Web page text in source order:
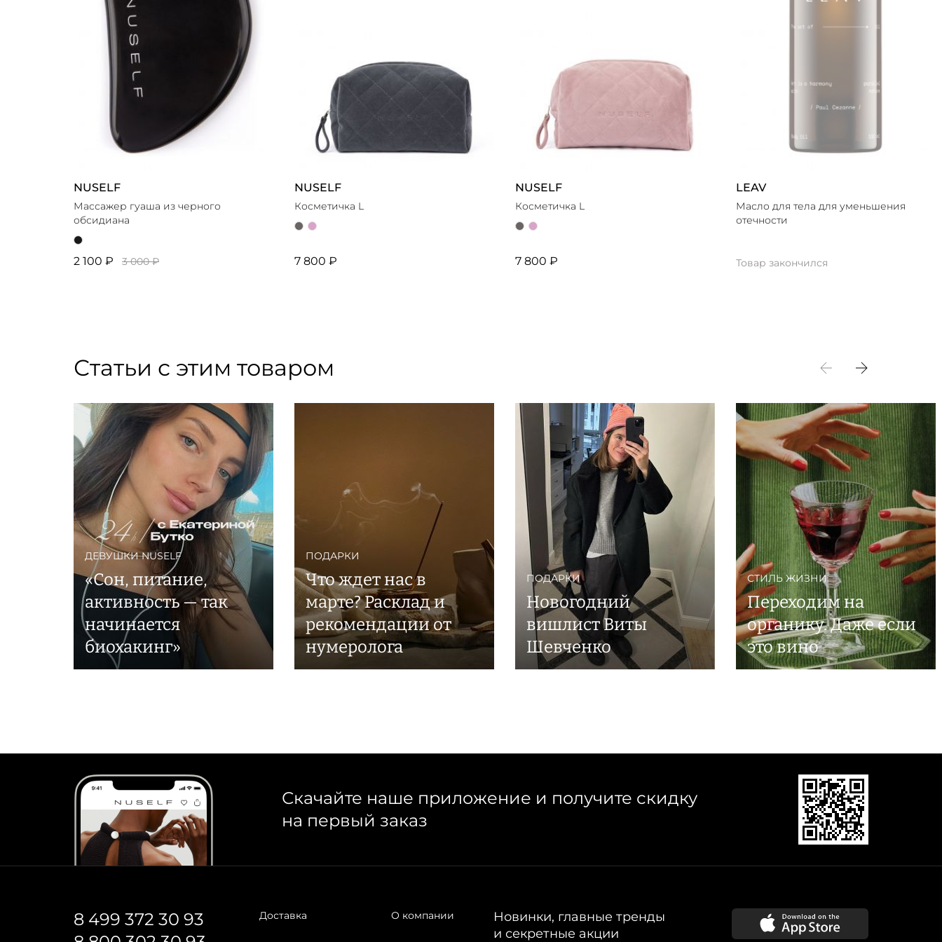
NUSELF
Массажер гуаша из черного
обсидиана
2 100 ₽ 3 000 ₽
NUSELF
Косметичка L
7 800 ₽
NUSELF
Косметичка L
7 800 ₽
LEAV
Масло для тела для уменьшения
отечности
Товар закончился
Статьи с этим товаром
ДЕВУШКИ NUSELF
«Сон, питание,
активность — так
начинается
биохакинг»
ПОДАРКИ
Что ждет нас в
марте? Расклад и
рекомендации от
нумеролога
ПОДАРКИ
Новогодний
вишлист Виты
Шевченко
СТИЛЬ ЖИЗНИ
Переходим на
органику. Даже если
это вино
Скачайте наше приложение и получите скидку
на первый заказ
8 499 372 30 93
Доставка О компании
Новинки, главные тренды
и секретные акции